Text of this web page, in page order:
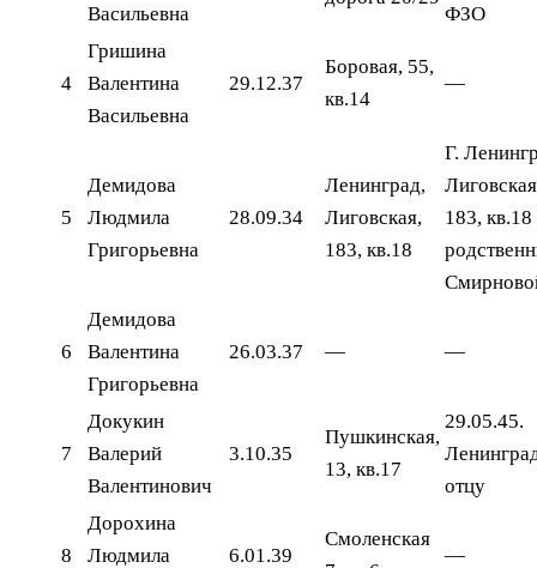
Васильевна
ФЗО
4
Гришина
Валентина
Васильевна
29.12.37
Боровая, 55,
кв.14
—
5
Демидова
Людмила
Григорьевна
28.09.34
Ленинград,
Лиговская,
183, кв.18
Г.
183, кв.18
6
Демидова
Валентина
Григорьевна
26.03.37 — —
7
Докукин
Валерий
Валентинович
3.10.35
Пушкинская,
13, кв.17
29.05.45.
отцу
8
Дорохина
Людмила
6.01.39
Смоленская
—